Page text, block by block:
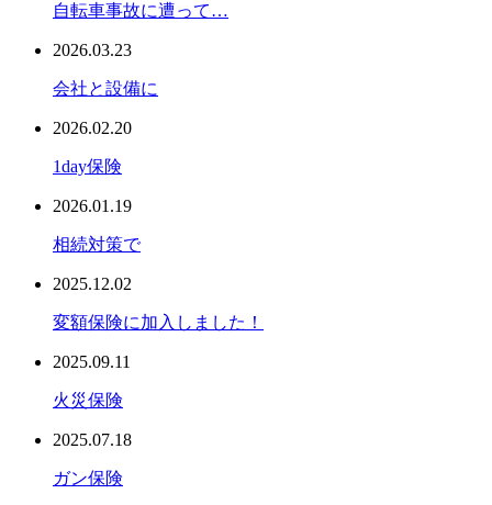
自転車事故に遭って…
2026.03.23
会社と設備に
2026.02.20
1day保険
2026.01.19
相続対策で
2025.12.02
変額保険に加入しました！
2025.09.11
火災保険
2025.07.18
ガン保険